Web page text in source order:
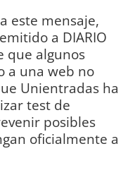
este mensaje,
a DIARIO
que algunos
a una web no
Unientradas ha
test de
posibles
oficialmente a